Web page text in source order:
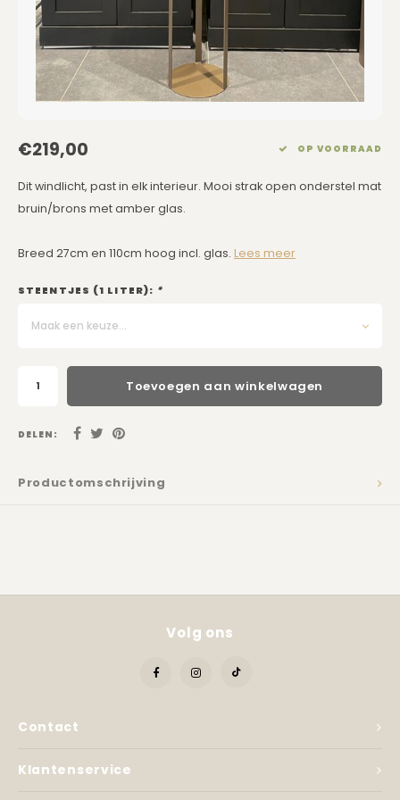
Eetkamerstoelen
Barkrukken
Banken
TV Kasten
Kasten op Maat
Rechthoekige Lampenkappen
Schuine Lampenkappen
Pet Lampenkappen
SALE Lampenkappen
Kussens Roze
Kussens Goud
Kussens Grijs
Kussens Blauw
Kussens Groen
Kaarsen
Dienbladen / Schalen
Kunstbloemen
Plaids
Wand Schilderijen
Asleigh & Burwood
€219,00 OP VOORRAAD
Dit windlicht, past in elk interieur. Mooi strak open onderstel mat
bruin/brons met amber glas.
Breed 27cm en 110cm hoog incl. glas. Lees meer
STEENTJES (1 LITER): *
Maak een keuze...
Toevoegen aan winkelwagen
DELEN:
Productomschrijving
Contact
Volg ons
Klantenservice